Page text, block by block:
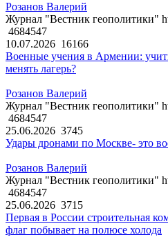
Розанов Валерий
Журнал "Вестник геополитики"
4684547
10.07.2026 16166
Военные учения в Армении:
менять лагерь?
Розанов Валерий
Журнал "Вестник геополитики"
4684547
25.06.2026 3745
Удары дронами по Москве- это
Розанов Валерий
Журнал "Вестник геополитики"
4684547
25.06.2026 3715
Первая в России строительная
флаг побывает на полюсе холода